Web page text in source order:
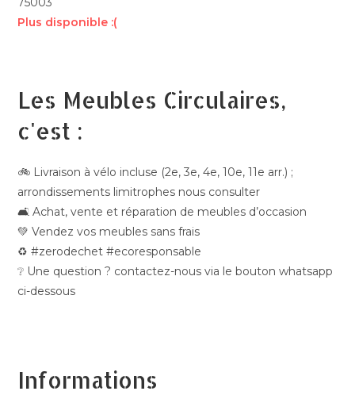
Plus disponible :(
Les Meubles Circulaires,
c'est :
🚲 Livraison à vélo incluse (2e, 3e, 4e, 10e, 11e arr.) ;
arrondissements limitrophes nous consulter
🛋️ Achat, vente et réparation de meubles d’occasion
💚 Vendez vos meubles sans frais
♻️ #zerodechet #ecoresponsable
❔ Une question ? contactez-nous via le bouton whatsapp
ci-dessous
Informations